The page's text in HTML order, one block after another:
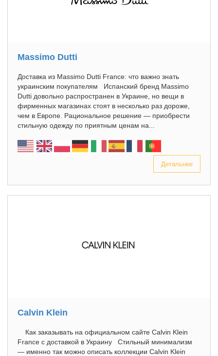
Massimo Dutti
Доставка из Massimo Dutti France: что важно знать
украинским покупателям Испанский бренд Massimo
Dutti довольно распространен в Украине, но вещи в
фирменных магазинах стоят в несколько раз дороже,
чем в Европе. Рациональное решение — приобрести
стильную одежду по приятным ценам на...
Детальнее
Calvin Klein
Как заказывать на официальном сайте Calvin Klein
France с доставкой в Украину Стильный минимализм
— именно так можно описать коллекции Calvin Klein